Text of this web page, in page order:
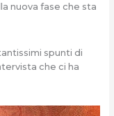
nuova fase che sta
spunti di
che ci ha